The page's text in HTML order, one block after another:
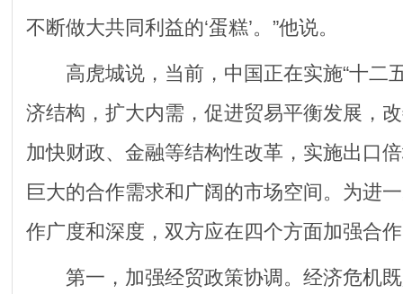
不断做大共同利益的‘蛋糕’。”他说。
高虎城说，当前，中国正在实施“十二
济结构，扩大内需，促进贸易平衡发展，
加快财政、金融等结构性改革，实施出口
巨大的合作需求和广阔的市场空间。为进
作广度和深度，双方应在四个方面加强合
第一，加强经贸政策协调。经济危机既